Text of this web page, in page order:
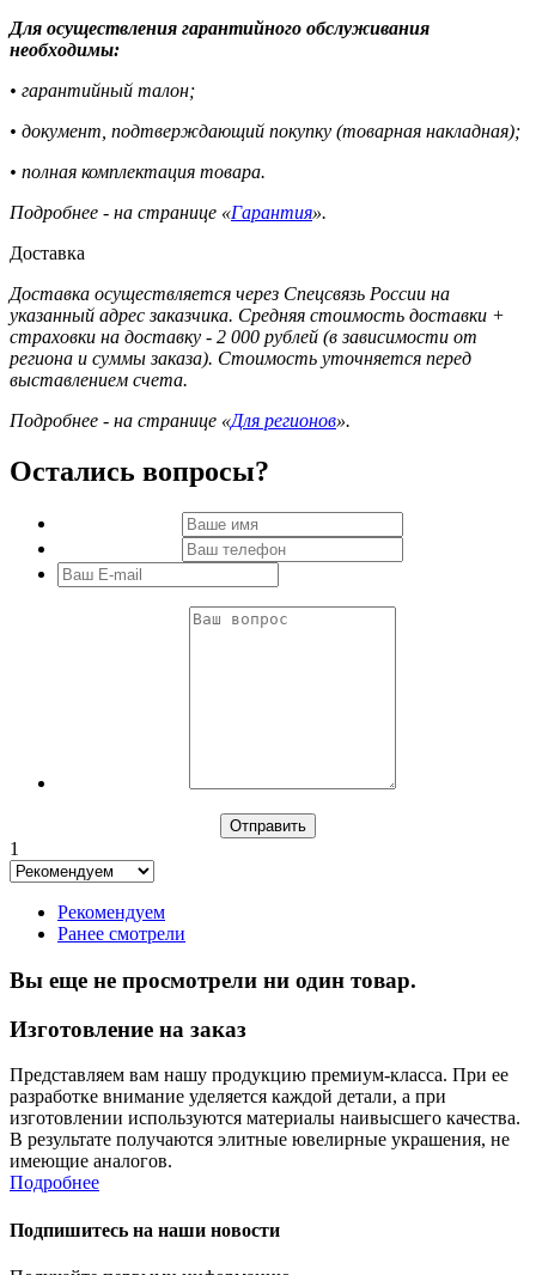
Для осуществления гарантийного обслуживания
необходимы:
• гарантийный талон;
• документ, подтверждающий покупку (товарная накладная);
• полная комплектация товара.
Подробнее - на странице «Гарантия».
Доставка
Доставка осуществляется через Спецсвязь России на
указанный адрес заказчика. Средняя стоимость доставки +
страховки на доставку - 2 000 рублей (в зависимости от
региона и суммы заказа). Стоимость уточняется перед
выставлением счета.
Подробнее - на странице «Для регионов».
Остались вопросы?
1
Рекомендуем
Ранее смотрели
Вы еще не просмотрели ни один товар.
Изготовление на заказ
Представляем вам нашу продукцию премиум-класса. При ее
разработке внимание уделяется каждой детали, а при
изготовлении используются материалы наивысшего качества.
В результате получаются элитные ювелирные украшения, не
имеющие аналогов.
Подробнее
Подпишитесь на наши новости